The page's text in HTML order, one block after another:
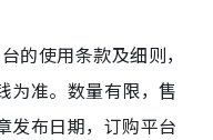
的使用条款及细则，
为准。数量有限，售
发布日期，订购平台